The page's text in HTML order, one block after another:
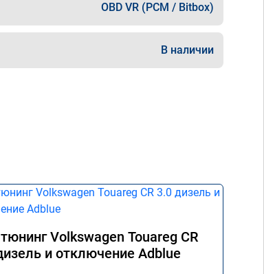
OBD VR (PCM / Bitbox)
В наличии
Volkswagen Touareg CR
и отключение Adblue